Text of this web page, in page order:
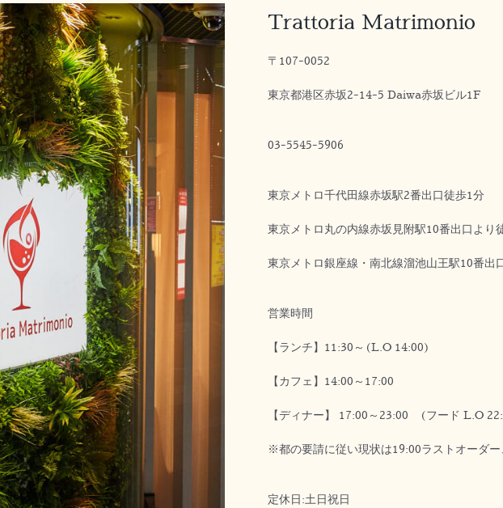
Trattoria Matrimonio
〒107-0052
東京都港区赤坂2-14-5 Daiwa赤坂ビル1F
03-5545-5906
東京メトロ千代田線赤坂駅2番出口徒歩1分
東京メトロ丸の内線赤坂見附駅10番出口より
東京メトロ銀座線・南北線溜池山王駅10番出
営業時間
【ランチ】11:30～(L.O 14:00)
【カフェ】14:00～17:00
【ディナー】 17:00～23:00 (フード L.O
※都の要請に従い現状は19:00ラストオーダ
定休日:土日祝日